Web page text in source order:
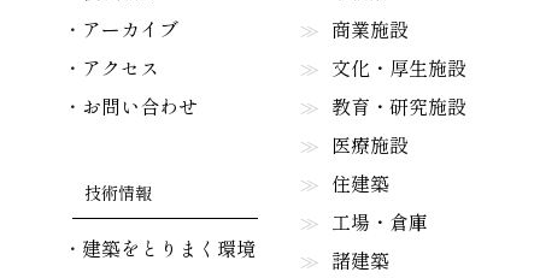
アーカイブ
アクセス
お問い合わせ
技術情報
建築をとりまく環境
商業施設
文化・厚生施設
教育・研究施設
医療施設
住建築
工場・倉庫
諸建築